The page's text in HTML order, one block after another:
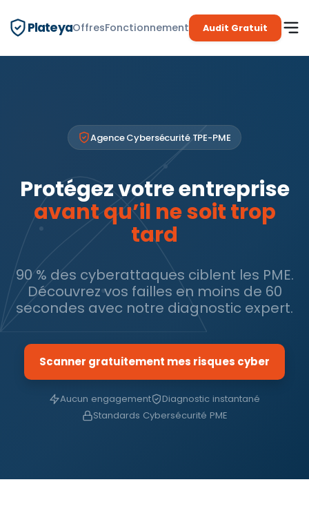
PlateyaOffresFonctionnement Audit Gratuit
Agence Cybersécurité TPE-PME
RiskCyber : des experts
Protégez votre entreprise
avant qu’il ne soit trop
tard
90 % des cyberattaques ciblent les PME.
Découvrez vos failles en moins de 60
secondes avec notre diagnostic expert.
Scanner gratuitement mes risques cyber
Aucun engagement
Diagnostic instantané
Standards Cybersécurité PME